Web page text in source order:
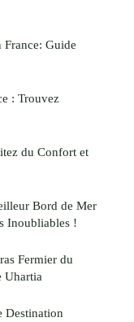
France: Guide
: Trouvez
du Confort et
Bord de Mer
Inoubliables !
Fermier du
Uhartia
Destination